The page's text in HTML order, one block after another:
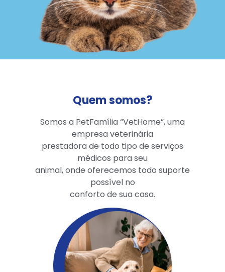
Quem somos?
Somos a PetFamília “VetHome”, uma
empresa veterinária
prestadora de todo tipo de serviços
médicos para seu
animal, onde oferecemos todo suporte
possível no
conforto de sua casa.